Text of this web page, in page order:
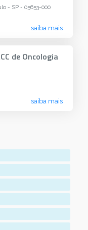
- SP - 05653-000
saiba mais
de Oncologia
saiba mais